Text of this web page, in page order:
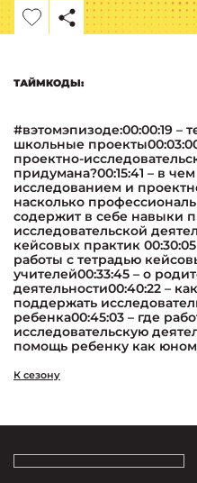
ТАЙМКОДЫ:
#вэтомэпизоде:00:00:19 –
школьные
проектно-
придумана?00:15:41 – в
исследованием и
насколько
содержит в себе навыки
исследовательской
кейсовых практик
работы с тетрадью
учителей00:33:45 – о
деятельности00:40:22 –
поддержать
ребенка00:45:03 – где
исследовательскую
помощь ребенку как
К сезону